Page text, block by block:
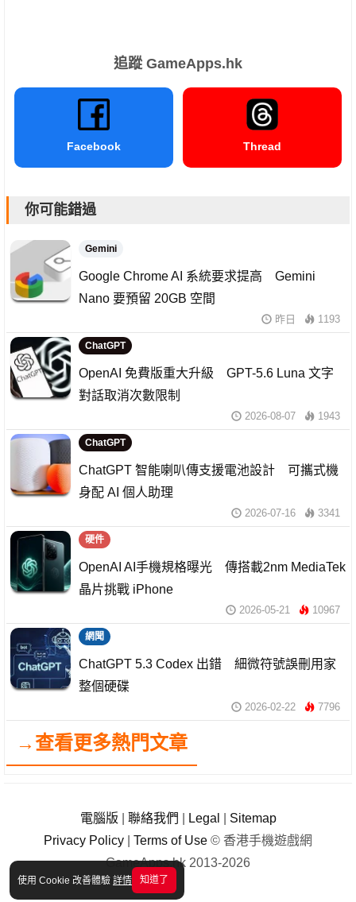
使用 Cookie 改善體驗 詳情 知道了
追蹤 GameApps.hk
Facebook Thread
你可能錯過
Gemini
Google Chrome AI 系統要求提高 Gemini
Nano 要預留 20GB 空間
昨日 1193
ChatGPT
OpenAI 免費版重大升級 GPT-5.6 Luna 文字
對話取消次數限制
2026-08-07 1943
ChatGPT
ChatGPT 智能喇叭傳支援電池設計 可攜式機
身配 AI 個人助理
2026-07-16 3341
硬件
OpenAI AI手機規格曝光 傳搭載2nm MediaTek
晶片挑戰 iPhone
2026-05-21 10967
網聞
ChatGPT 5.3 Codex 出錯 細微符號誤刪用家
整個硬碟
2026-02-22 7796
→查看更多熱門文章
電腦版 聯絡我們 Legal
Sitemap
Privacy Policy
Terms of Use © 香港手機遊戲網
GameApps.hk 2013-2026